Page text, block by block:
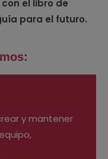
el libro de
para el futuro.
y mantener